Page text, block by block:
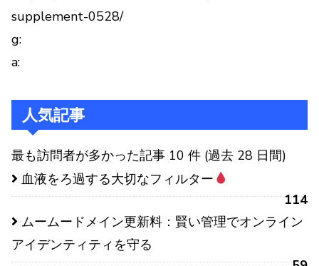
supplement-0528/
g:
a:
人気記事
最も訪問者が多かった記事 10 件 (過去 28 日間)
血液をろ過する大切なフィルター
114
ムームードメイン更新料：賢い管理でオンライン
アイデンティティを守る